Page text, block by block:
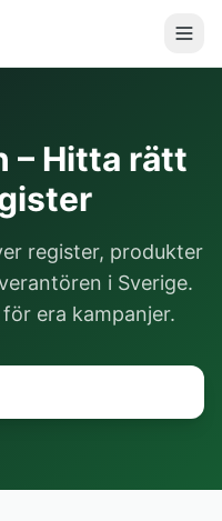
– Hitta rätt
register, produkter
i Sverige.
era kampanjer.